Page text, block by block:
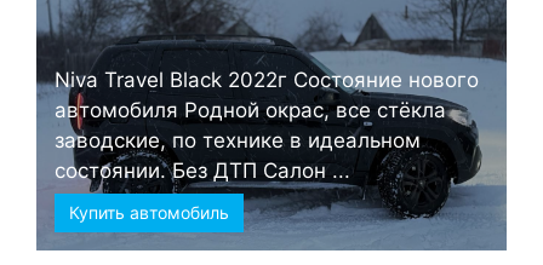
Niva Travel Black 2022г Состояние нового
автомобиля Родной окрас, все стёкла
заводские, по технике в идеальном
состоянии. Без ДТП Салон ...
Купить автомобиль